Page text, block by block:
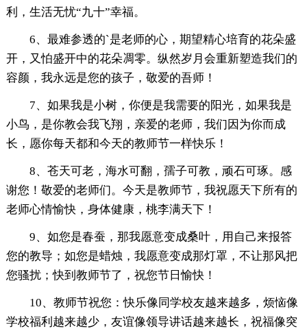
利，生活无忧“九十”幸福。
6、最难参透的`是老师的心，期望精心培育的花朵盛
开，又怕盛开中的花朵凋零。纵然岁月会重新塑造我们的
容颜，我永远是您的孩子，敬爱的吾师！
7、如果我是小树，你便是我需要的阳光，如果我是
小鸟，是你教会我飞翔，亲爱的老师，我们因为你而成
长，愿你每天都和今天的教师节一样快乐！
8、苍天可老，海水可翻，孺子可教，顽石可琢。感
谢您！敬爱的老师们。今天是教师节，我祝愿天下所有的
老师心情愉快，身体健康，桃李满天下！
9、如您是春蚕，那我愿意变成桑叶，用自己来报答
您的教导；如您是蜡烛，我愿意变成那灯罩，不让那风把
您骚扰；快到教师节了，祝您节日愉快！
10、教师节祝您：快乐像同学校友越来越多，烦恼像
学校福利越来越少，友谊像领导讲话越来越长，祝福像突